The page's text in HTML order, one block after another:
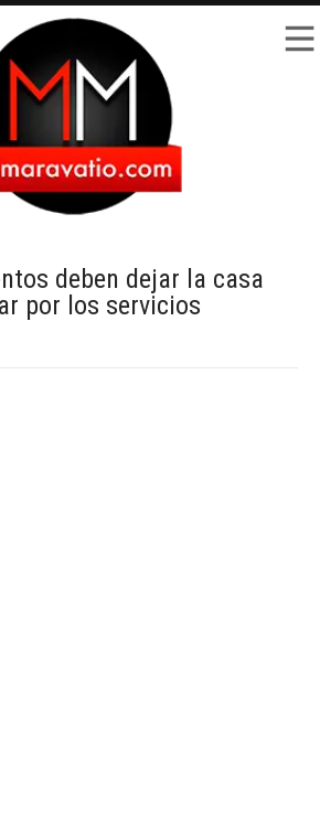
deben dejar la casa
por los servicios